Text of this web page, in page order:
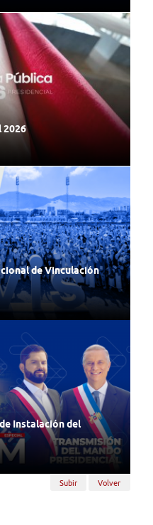
2026
de Vinculación
Instalación del
Subir Volver